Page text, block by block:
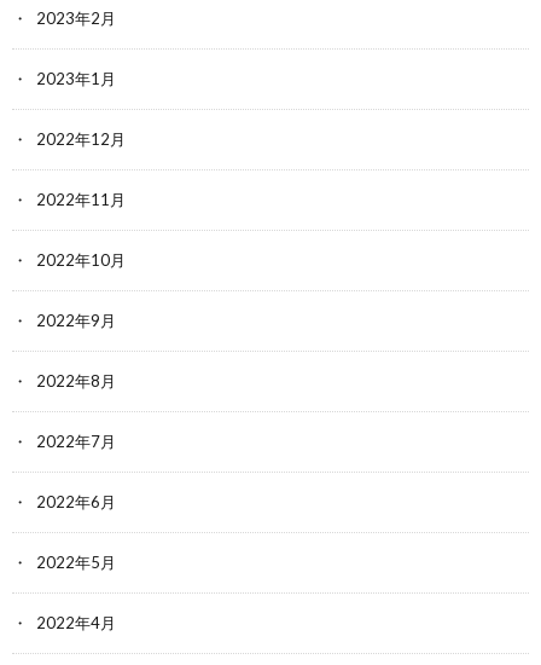
2023年2月
2023年1月
2022年12月
2022年11月
2022年10月
2022年9月
2022年8月
2022年7月
2022年6月
2022年5月
2022年4月